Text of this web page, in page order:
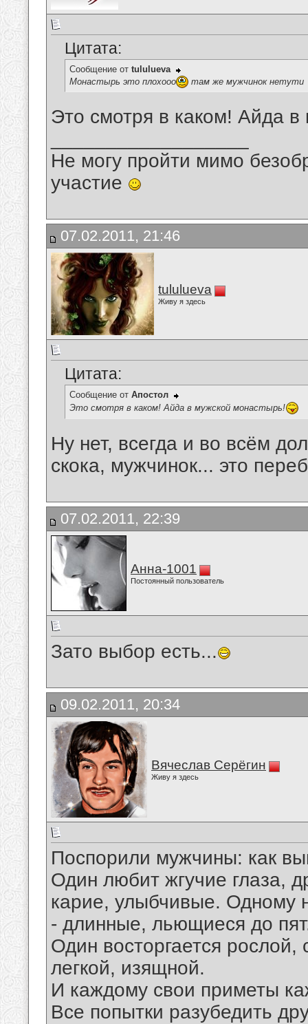
Цитата:
Сообщение от tululueva
Монастырь это плохооо
там же мужчинок нетути
Это смотря в каком! Айда
Не могу пройти мимо
участие
07.02.2011, 21:46
tululueva
Живу я здесь
Цитата:
Сообщение от Апостол
Это смотря в каком! Айда в мужской монастырь!
Ну нет, всегда и во всём
скока, мужчинок... это
07.02.2011, 22:39
Анна-1001
Постоянный пользователь
Зато выбор есть...
09.02.2011, 20:34
Вячеслав Серёгин
Живу я здесь
Поспорили мужчины: как
Один любит жгучие глаза,
карие, улыбчивые. Одному
- длинные, льющиеся до
Один восторгается рослой,
легкой, изящной.
И каждому свои приметы
Все попытки разубедить